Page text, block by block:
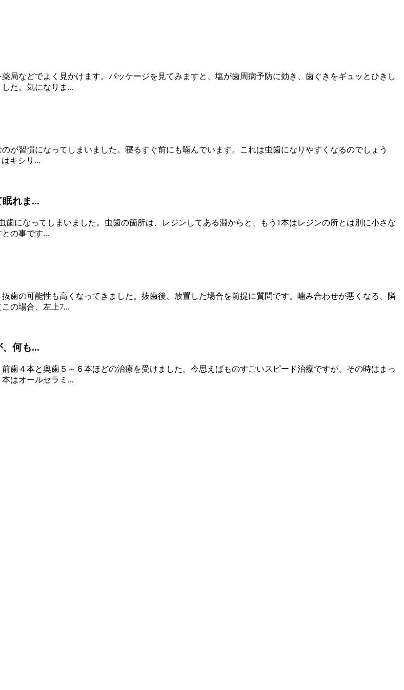
局などでよく見かけます。パッケージを見てみますと、塩が歯周病予防に効き、歯ぐきをギュッとひきし
た。気になりま...
が習慣になってしまいました。寝るすぐ前にも噛んでいます。これは虫歯になりやすくなるのでしょう
キシリ...
れま...
になってしまいました。虫歯の箇所は、レジンしてある淵からと、もう1本はレジンの所とは別に小さな
の事です...
歯の可能性も高くなってきました。抜歯後、放置した場合を前提に質問です。噛み合わせが悪くなる、隣
の場合、左上7...
何も...
歯４本と奥歯５～６本ほどの治療を受けました。今思えばものすごいスピード治療ですが、その時はまっ
はオールセラミ...